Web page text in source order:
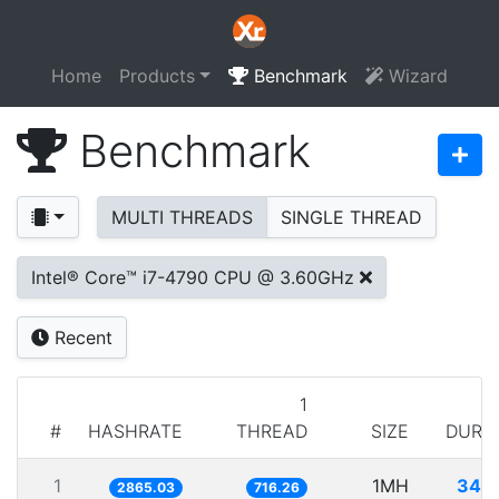
Home Products Benchmark Wizard
Benchmark
MULTI THREADS SINGLE THREAD
Intel® Core™ i7-4790 CPU @ 3.60GHz
Recent
# HASHRATE
1
THREAD
SIZE
1 2865.03 716.26 1MH